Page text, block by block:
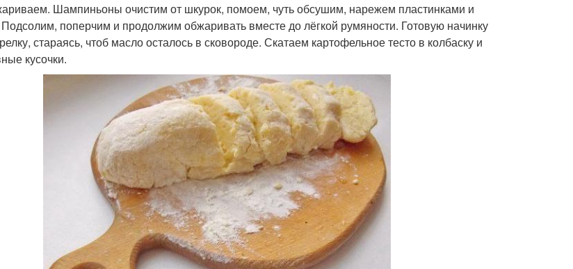
Шампиньоны очистим от шкурок, помоем, чуть обсушим, нарежем пластинками и
поперчим и продолжим обжаривать вместе до лёгкой румяности. Готовую начинку
стараясь, чтоб масло осталось в сковороде. Скатаем картофельное тесто в колбаску и
кусочки.